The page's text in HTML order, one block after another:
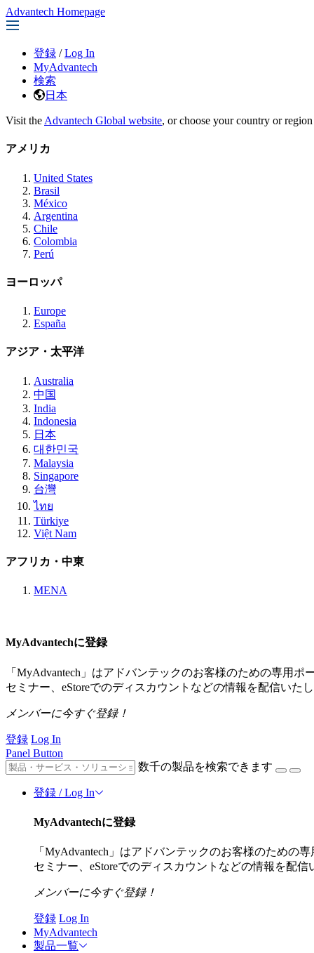
Advantech Homepage
登録 / Log In
MyAdvantech
検索
日本
Visit the Advantech Global website, or choose your country or
アメリカ
United States
Brasil
México
Argentina
Chile
Colombia
Perú
ヨーロッパ
Europe
España
アジア・太平洋
Australia
中国
India
Indonesia
日本
대한민국
Malaysia
Singapore
台灣
ไทย
Türkiye
Việt Nam
アフリカ・中東
MENA
MyAdvantechに登録
「MyAdvantech」はアドバンテックのお客様のための専用
セミナー、eStoreでのディスカウントなどの情報を配信いた
メンバーに今すぐ登録！
登録 Log In
Panel Button
数千の製品を検索できます
登録 / Log In
MyAdvantechに登録
「MyAdvantech」はアドバンテックのお客様のための
セミナー、eStoreでのディスカウントなどの情報を配信
メンバーに今すぐ登録！
登録 Log In
MyAdvantech
製品一覧